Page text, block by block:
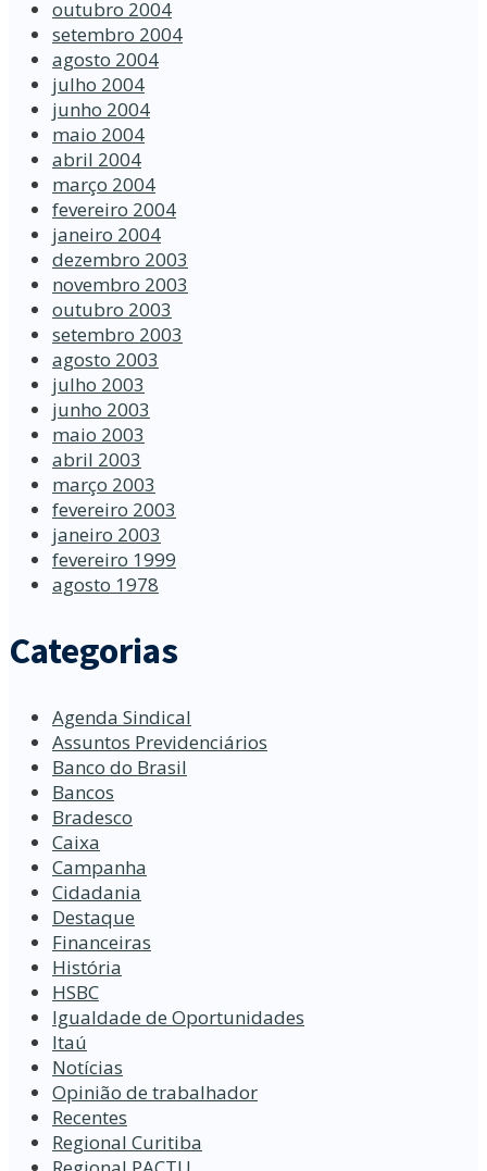
outubro 2004
setembro 2004
agosto 2004
julho 2004
junho 2004
maio 2004
abril 2004
março 2004
fevereiro 2004
janeiro 2004
dezembro 2003
novembro 2003
outubro 2003
setembro 2003
agosto 2003
julho 2003
junho 2003
maio 2003
abril 2003
março 2003
fevereiro 2003
janeiro 2003
fevereiro 1999
agosto 1978
Categorias
Agenda Sindical
Assuntos Previdenciários
Banco do Brasil
Bancos
Bradesco
Caixa
Campanha
Cidadania
Destaque
Financeiras
História
HSBC
Igualdade de Oportunidades
Itaú
Notícias
Opinião de trabalhador
Recentes
Regional Curitiba